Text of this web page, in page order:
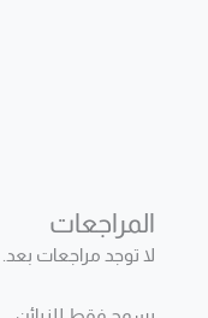
المراجعات
لا توجد مراجعات بعد.